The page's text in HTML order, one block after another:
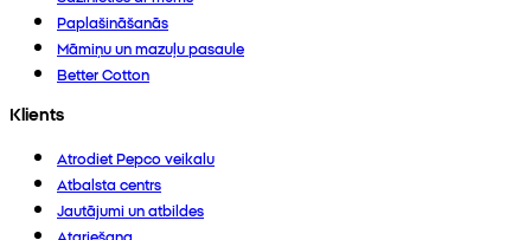
Paplašināšanās
Māmiņu un mazuļu pasaule
Better Cotton
Klients
Atrodiet Pepco veikalu
Atbalsta centrs
Jautājumi un atbildes
Atgriešana